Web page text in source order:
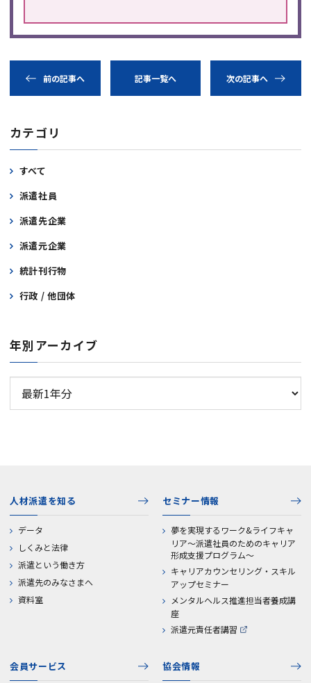
前の記事へ 記事一覧へ 次の記事へ
カテゴリ
すべて
派遣社員
派遣先企業
派遣元企業
統計刊行物
行政 / 他団体
年別アーカイブ
人材派遣を知る
データ
しくみと法律
派遣という働き方
派遣先のみなさまへ
資料室
セミナー情報
夢を実現するワーク&ライフキャ
リア～派遣社員のためのキャリア
形成支援プログラム～
キャリアカウンセリング・スキル
アップセミナー
メンタルヘルス推進担当者養成講
座
派遣元責任者講習
会員サービス 協会情報